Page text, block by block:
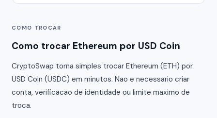
COMO TROCAR
Como trocar Ethereum por USD Coin
CryptoSwap torna simples trocar Ethereum (ETH) por
USD Coin (USDC) em minutos. Nao e necessario criar
conta, verificacao de identidade ou limite maximo de
troca.